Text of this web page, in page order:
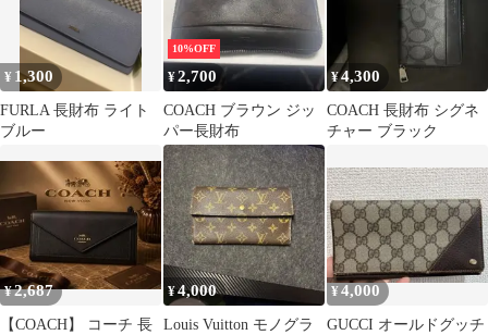
¥ 1,300
FURLA 長財布 ライト
ブルー
10%OFF
¥2,700
COACH ブラウン ジッ
パー長財布
¥4,300
COACH 長財布 シグネ
チャー ブラック
¥2,687
【COACH】 コーチ 長
¥4,000
Louis Vuitton モノグラ
¥4,000
GUCCI オールドグッチ